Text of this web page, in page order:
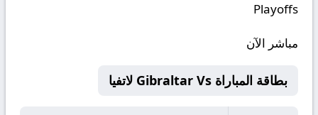
Playoffs
مباشر الآن
بطاقة المباراة Gibraltar Vs لاتفيا